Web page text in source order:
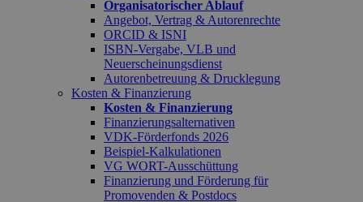
Organisatorischer Ablauf
Angebot, Vertrag & Autorenrechte
ORCID & ISNI
ISBN-Vergabe, VLB und
Neuerscheinungsdienst
Autorenbetreuung & Drucklegung
Kosten & Finanzierung
Kosten & Finanzierung
Finanzierungsalternativen
VDK-Förderfonds 2026
Beispiel-Kalkulationen
VG WORT-Ausschüttung
Finanzierung und Förderung für
Promovenden & Postdocs